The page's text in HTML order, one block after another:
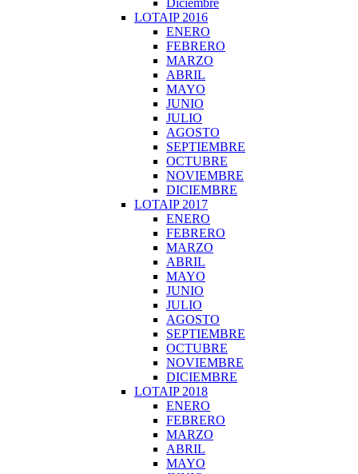
Diciembre
LOTAIP 2016
ENERO
FEBRERO
MARZO
ABRIL
MAYO
JUNIO
JULIO
AGOSTO
SEPTIEMBRE
OCTUBRE
NOVIEMBRE
DICIEMBRE
LOTAIP 2017
ENERO
FEBRERO
MARZO
ABRIL
MAYO
JUNIO
JULIO
AGOSTO
SEPTIEMBRE
OCTUBRE
NOVIEMBRE
DICIEMBRE
LOTAIP 2018
ENERO
FEBRERO
MARZO
ABRIL
MAYO